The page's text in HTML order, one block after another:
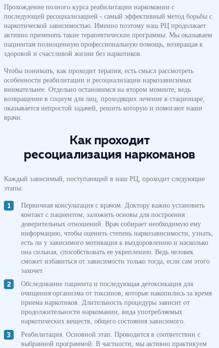
Прохождение полного курса реабилитации наркомании с
последующей ресоциализацией - самый эффективный метод борьбы с
наркотической зависимостью. Именно поэтому наш РЦ продолжает
активно применять такие терапевтические программы. Мы оказываем
пациентам полноценную профессиональную помощь, возвращая к
здоровой и счастливой жизни без наркотиков.
Чтобы понимать, как проходит терапия, есть смысл рассмотреть
особенности реабилитации и ресоциализации наркозависимых
внимательнее. Отдельно остановимся на втором моменте, ведь
возвращение в социум для лиц, проходящих лечение в стационаре,
оказывается непростой задачей, решить которую и помогают наши
врачи.
Как проходит
ресоциализация наркоманов
Каждый зависимый, поступающий в наш РЦ, проходит следующие
этапы:
Первичная консультация с врачом. Доктору важно установить
контакт с пациентом, заложить основы для построения
доверительных отношений. Врач собирает необходимую ему
информацию, чтобы оценить степень наркозависимости, узнать,
есть ли у зависимого мотивация к выздоровлению и насколько
она сильная, способствовать ее укреплению. Ведь человек
сможет избавиться от зависимости только тогда, если сам этого
захочет.
Обследование пациента и последующая детоксикация для
очищения организма от токсинов, которые накопились за время
приема наркотиков. Длительность процедуры зависит от
продолжительности наркомании, вида употребляемых
наркотических веществ, общего состояния зависимого.
Реабилитация. Основной этап. Проводится в соответствии с
выбранной программой. В частности, мы активно практикуем